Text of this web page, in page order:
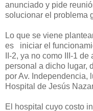
anunciado y pide
solucionar el problema
Lo que se viene
es iniciar el
II-2, ya no como III-1
personal a dicho lugar,
por Av. Independencia,
Hospital de Jesús
El hospital cuyo costo